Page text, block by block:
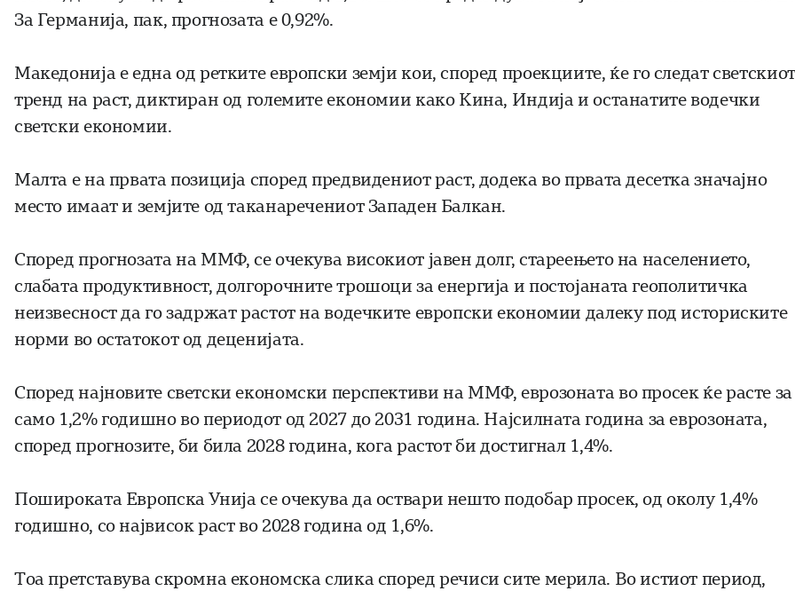
За Германија, пак, прогнозата е 0,92%.
Македонија е една од ретките европски земји кои, според проекциите, ќе го следат светскиот
тренд на раст, диктиран од големите економии како Кина, Индија и останатите водечки
светски економии.
Малта е на првата позиција според предвидениот раст, додека во првата десетка значајно
место имаат и земјите од таканаречениот Западен Балкан.
Според прогнозата на ММФ, се очекува високиот јавен долг, стареењето на населението,
слабата продуктивност, долгорочните трошоци за енергија и постојаната геополитичка
неизвесност да го задржат растот на водечките европски економии далеку под историските
норми во остатокот од деценијата.
Според најновите светски економски перспективи на ММФ, еврозоната во просек ќе расте за
само 1,2% годишно во периодот од 2027 до 2031 година. Најсилната година за еврозоната,
според прогнозите, би била 2028 година, кога растот би достигнал 1,4%.
Пошироката Европска Унија се очекува да оствари нешто подобар просек, од околу 1,4%
годишно, со највисок раст во 2028 година од 1,6%.
Тоа претставува скромна економска слика според речиси сите мерила. Во истиот период,